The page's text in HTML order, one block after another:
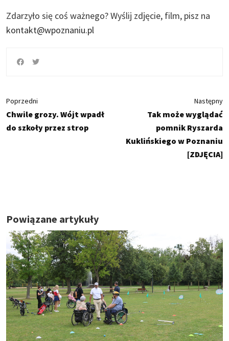
Zdarzyło się coś ważnego?Wyślij zdjęcie, film, pisz na
kontakt@wpoznaniu.pl
Poprzedni
Chwile grozy. Wójt wpadł
do szkoły przez strop
Następny
Tak może wyglądać
pomnik Ryszarda
Kuklińskiego w Poznaniu
[ZDJĘCIA]
Powiązane artykuły